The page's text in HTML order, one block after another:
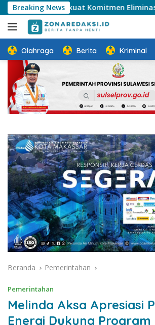
Langsung
ke
konten
Breaking News
Komitmen Eliminasi AIDS, TBC,
Olahraga Berita Kriminal
Beranda Pemerintahan
Pemerintahan
Melinda Aksa Apresiasi
Energi Dukung Program